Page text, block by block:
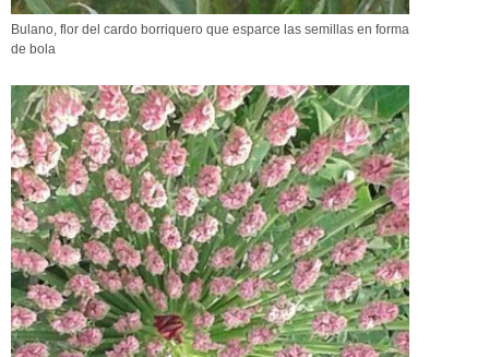
Bulano, flor del cardo borriquero que esparce las semillas en forma
de bola